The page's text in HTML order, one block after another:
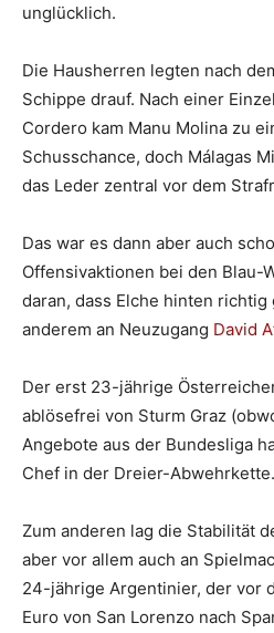
unglücklich.
Die Hausherren legten nach
Schippe drauf. Nach einer
Cordero kam Manu Molina zu
Schusschance, doch Málagas
das Leder zentral vor dem
Das war es dann aber auch
Offensivaktionen bei den Blau-
daran, dass Elche hinten
anderem an Neuzugang David
Der erst 23-jährige
ablösefrei von Sturm Graz
Angebote aus der Bundesliga
Chef in der Dreier-Abwehrkette.
Zum anderen lag die Stabilität
aber vor allem auch an
24-jährige Argentinier, der vor
Euro von San Lorenzo nach